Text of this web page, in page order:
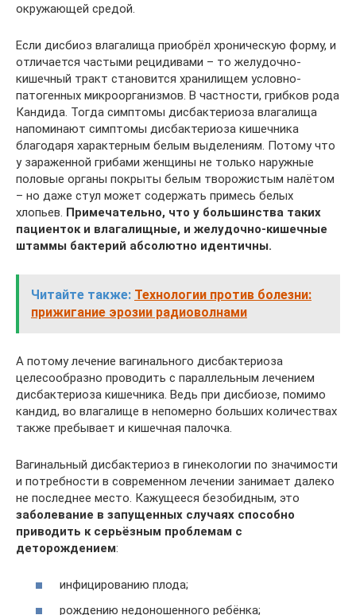
окружающей средой.
Если дисбиоз влагалища приобрёл хроническую форму, и
отличается частыми рецидивами – то желудочно-
кишечный тракт становится хранилищем условно-
патогенных микроорганизмов. В частности, грибков рода
Кандида. Тогда симптомы дисбактериоза влагалища
напоминают симптомы дисбактериоза кишечника
благодаря характерным белым выделениям. Потому что
у зараженной грибами женщины не только наружные
половые органы покрыты белым творожистым налётом
– но даже стул может содержать примесь белых
хлопьев. Примечательно, что у большинства таких
пациенток и влагалищные, и желудочно-кишечные
штаммы бактерий абсолютно идентичны.
Читайте также: Технологии против болезни:
прижигание эрозии радиоволнами
А потому лечение вагинального дисбактериоза
целесообразно проводить с параллельным лечением
дисбактериоза кишечника. Ведь при дисбиозе, помимо
кандид, во влагалище в непомерно больших количествах
также пребывает и кишечная палочка.
Вагинальный дисбактериоз в гинекологии по значимости
и потребности в современном лечении занимает далеко
не последнее место. Кажущееся безобидным, это
заболевание в запущенных случаях способно
приводить к серьёзным проблемам с
деторождением:
инфицированию плода;
рождению недоношенного ребёнка;